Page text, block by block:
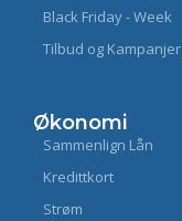
Black Friday - Week
Tilbud og Kampanjer
Økonomi
Sammenlign Lån
Kredittkort
Strøm